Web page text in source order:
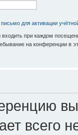
для активации
входить при каждом
на конференции в
всего